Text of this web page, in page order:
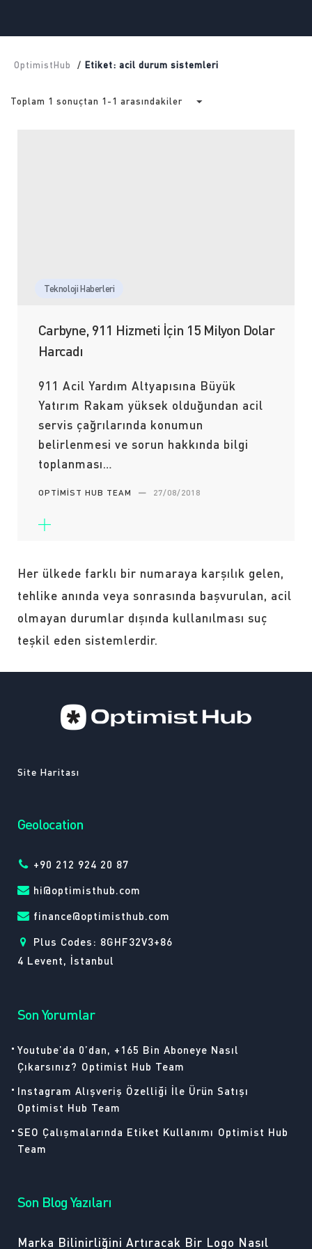
OptimistHub / Etiket: acil durum sistemleri
Toplam 1 sonuçtan 1-1 arasındakiler
Teknoloji Haberleri
Carbyne, 911 Hizmeti İçin 15 Milyon Dolar
Harcadı
911 Acil Yardım Altyapısına Büyük
Yatırım Rakam yüksek olduğundan acil
servis çağrılarında konumun
belirlenmesi ve sorun hakkında bilgi
toplanması…
OPTIMIST HUB TEAM — 27/08/2018
Her ülkede farklı bir numaraya karşılık gelen,
tehlike anında veya sonrasında başvurulan, acil
olmayan durumlar dışında kullanılması suç
teşkil eden sistemlerdir.
Site Haritası
Geolocation
+90 212 924 20 87
hi@optimisthub.com
finance@optimisthub.com
Plus Codes: 8GHF32V3+86
4 Levent, İstanbul
Son Yorumlar
Youtube’da 0’dan, +165 Bin Aboneye Nasıl
Çıkarsınız? Optimist Hub Team
Instagram Alışveriş Özelliği İle Ürün Satışı
Optimist Hub Team
SEO Çalışmalarında Etiket Kullanımı Optimist Hub
Team
Son Blog Yazıları
Marka Bilinirliğini Artıracak Bir Logo Nasıl